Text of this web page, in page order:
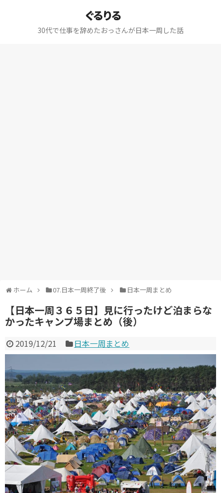
ぐるりる
30代で仕事を辞めたおっさんが日本一周した話
ホーム 07.日本一周終了後 日本一周まとめ
【日本一周３６５日】見に行ったけど泊まらな
かったキャンプ場まとめ（後）
2019/12/21 日本一周まとめ